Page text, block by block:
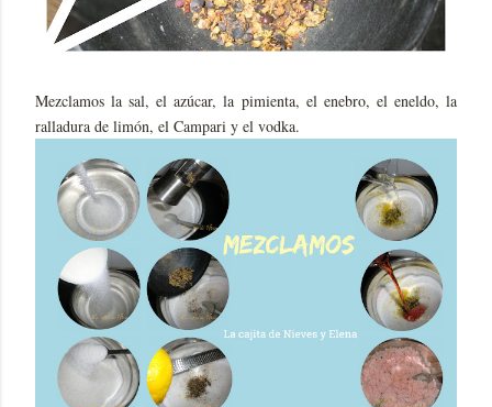
Mezclamos la sal, el azúcar, la pimienta, el enebro, el eneldo, la
ralladura de limón, el Campari y el vodka.